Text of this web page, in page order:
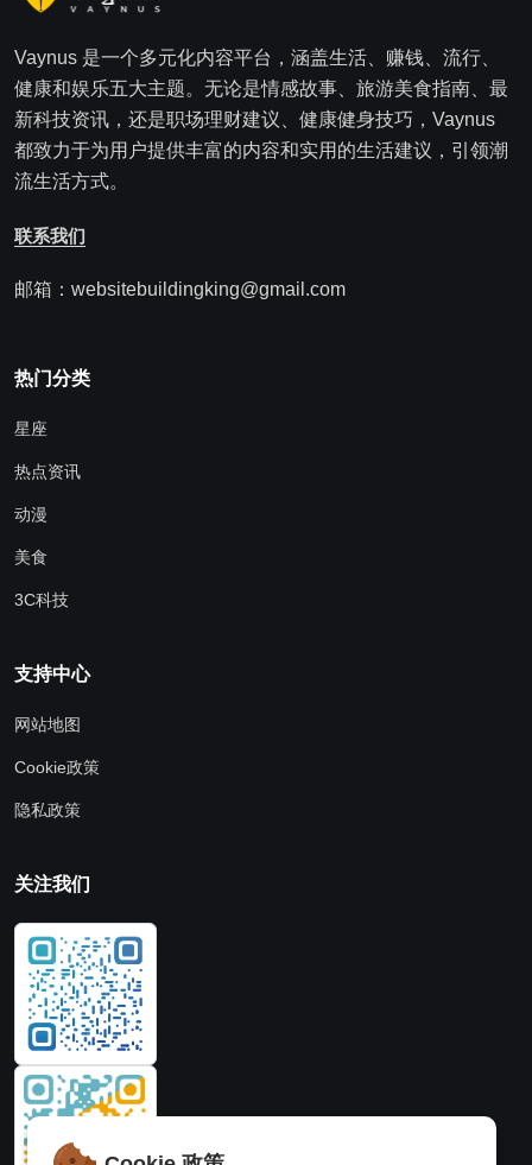
Vaynus 是一个多元化内容平台，涵盖生活、赚钱、流行、
健康和娱乐五大主题。无论是情感故事、旅游美食指南、最
新科技资讯，还是职场理财建议、健康健身技巧，Vaynus
都致力于为用户提供丰富的内容和实用的生活建议，引领潮
流生活方式。
联系我们
邮箱：websitebuildingking@gmail.com
热门分类
星座
热点资讯
动漫
美食
3C科技
支持中心
网站地图
Cookie政策
隐私政策
关注我们